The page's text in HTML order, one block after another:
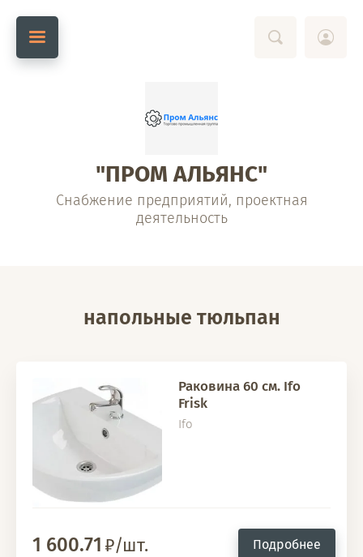
"ПРОМ АЛЬЯНС"
Снабжение предприятий, проектная
деятельность
напольные тюльпан
Раковина 60 см. Ifo
Frisk
Ifо
1 600.71 /шт. Подробнее